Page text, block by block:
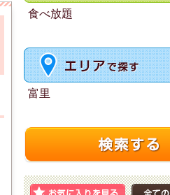
食べ放題
富里